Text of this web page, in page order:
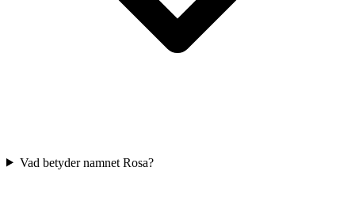
Vad betyder namnet Rosa?